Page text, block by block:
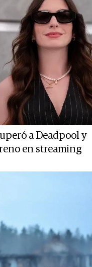
a Deadpool y
en streaming